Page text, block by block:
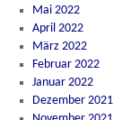
Mai 2022
April 2022
März 2022
Februar 2022
Januar 2022
Dezember 2021